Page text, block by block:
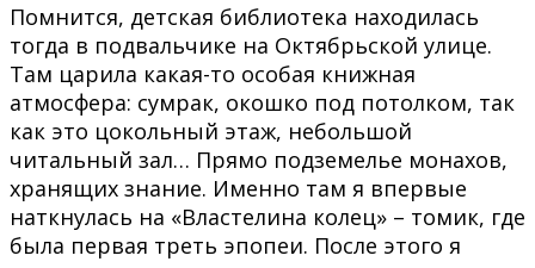
Помнится, детская библиотека находилась
тогда в подвальчике на Октябрьской улице.
Там царила какая-то особая книжная
атмосфера: сумрак, окошко под потолком, так
как это цокольный этаж, небольшой
читальный зал… Прямо подземелье монахов,
хранящих знание. Именно там я впервые
наткнулась на «Властелина колец» – томик, где
была первая треть эпопеи. После этого я